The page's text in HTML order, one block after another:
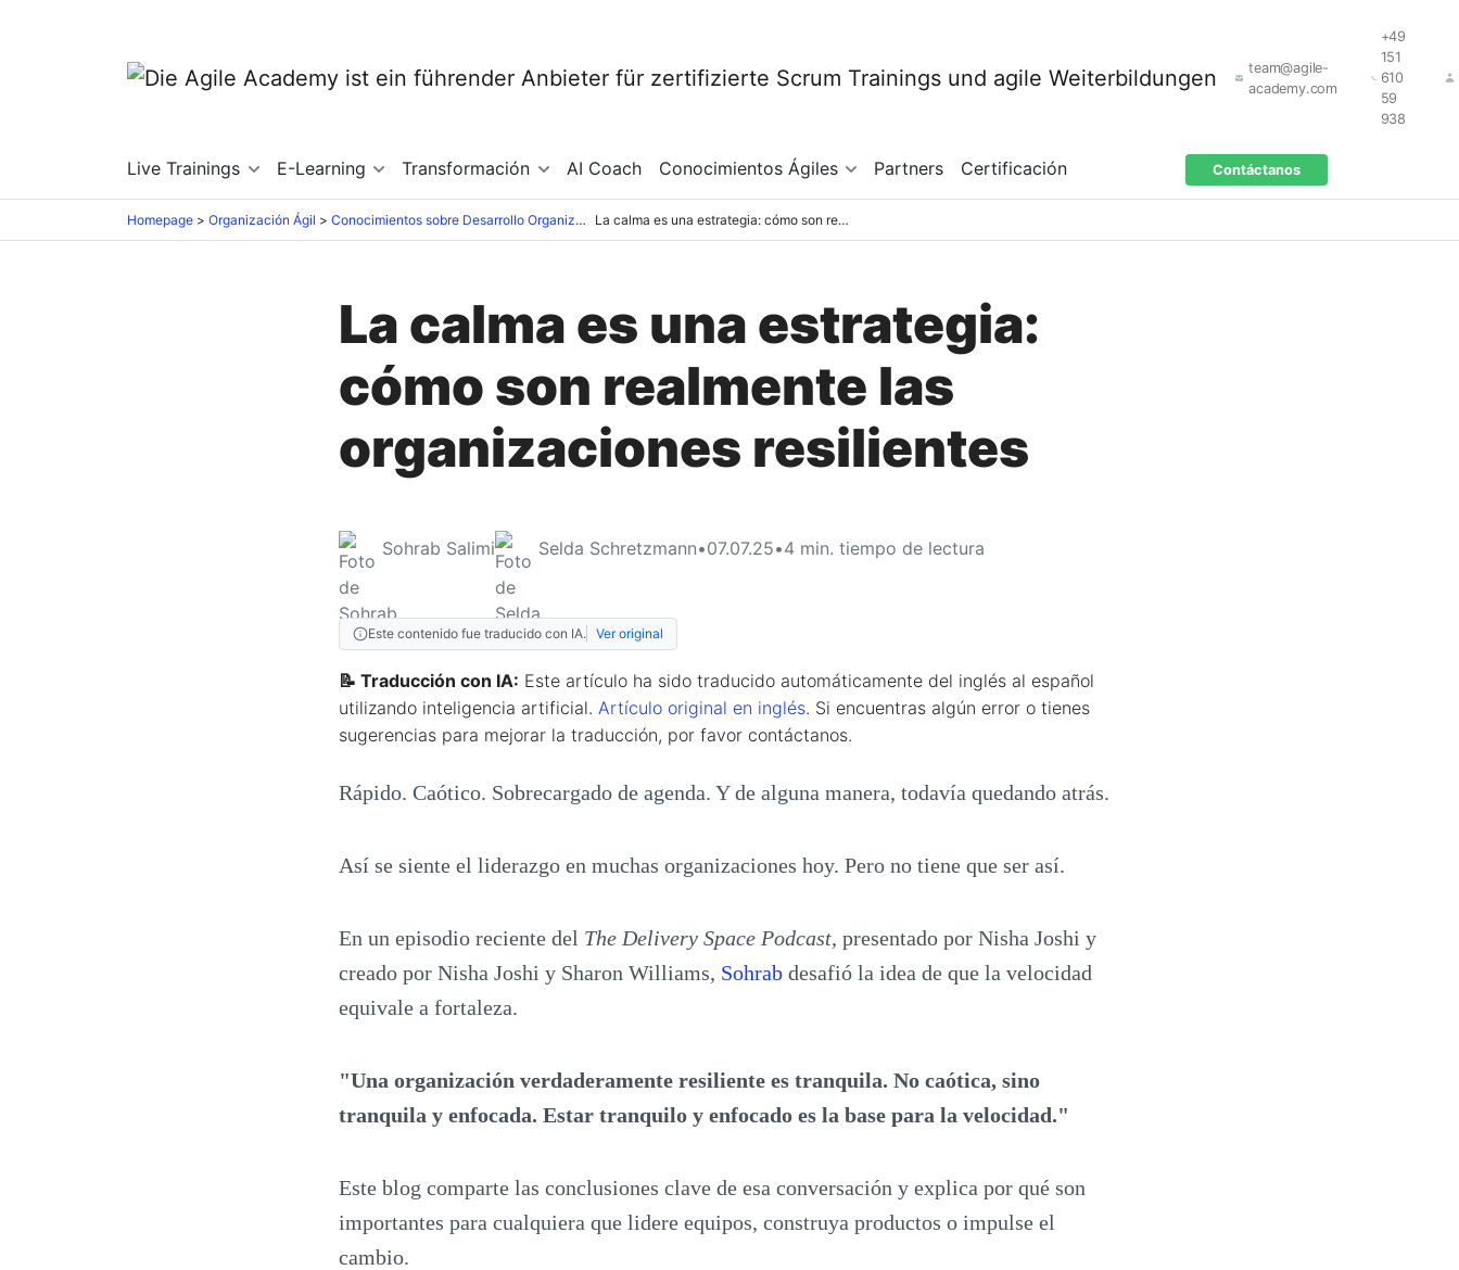
team@agile-
academy.com
+49
151
610
59
938
Live Trainings E-Learning Transformación AI Coach Conocimientos Ágiles Partners Certificación Contáctanos
Homepage Organización Ágil Conocimientos sobre Desarrollo Organizacional La calma es una estrategia: cómo son realmente las organizaciones resilientes
La calma es una estrategia:
cómo son realmente las
organizaciones resilientes
Sohrab Salimi Selda Schretzmann•07.07.25•4 min. tiempo de lectura
Este contenido fue traducido con IA. Ver original
📝 Traducción con IA: Este artículo ha sido traducido automáticamente del inglés al español
utilizando inteligencia artificial. Artículo original en inglés. Si encuentras algún error o tienes
sugerencias para mejorar la traducción, por favor contáctanos.
Rápido. Caótico. Sobrecargado de agenda. Y de alguna manera, todavía quedando atrás.
Así se siente el liderazgo en muchas organizaciones hoy. Pero no tiene que ser así.
En un episodio reciente del The Delivery Space Podcast, presentado por Nisha Joshi y
creado por Nisha Joshi y Sharon Williams, Sohrab desafió la idea de que la velocidad
equivale a fortaleza.
"Una organización verdaderamente resiliente es tranquila. No caótica, sino
tranquila y enfocada. Estar tranquilo y enfocado es la base para la velocidad."
Este blog comparte las conclusiones clave de esa conversación y explica por qué son
importantes para cualquiera que lidere equipos, construya productos o impulse el
cambio.